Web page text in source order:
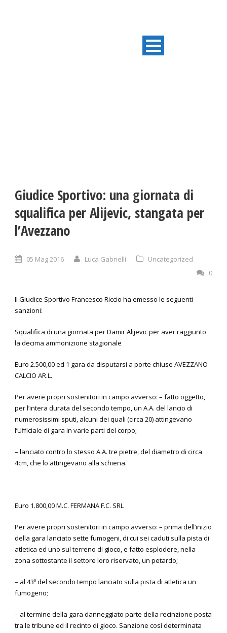
Giudice Sportivo: una giornata di
squalifica per Alijevic, stangata per
l’Avezzano
05 Mag 2016 Luca Gabrielli
Uncategorized
0
Il Giudice Sportivo Francesco Riccio ha emesso le seguenti
sanzioni:
Squalifica di una giornata per Damir Alijevic per aver raggiunto
la decima ammonizione stagionale
Euro 2.500,00 ed 1 gara da disputarsi a porte chiuse AVEZZANO
CALCIO AR.L.
Per avere propri sostenitori in campo avverso: – fatto oggetto,
per l’intera durata del secondo tempo, un A.A. del lancio di
numerosissimi sputi, alcuni dei quali (circa 20) attingevano
l’Ufficiale di gara in varie parti del corpo;
– lanciato contro lo stesso A.A. tre pietre, del diametro di circa
4cm, che lo attingevano alla schiena.
Euro 1.800,00 M.C. FERMANA F.C. SRL
Per avere propri sostenitori in campo avverso: – prima dell’inizio
della gara lanciato sette fumogeni, di cui sei caduti sulla pista di
atletica ed uno sul terreno di gioco, e fatto esplodere, nella
zona sottostante il settore loro riservato, un petardo;
– al 43º del secondo tempo lanciato sulla pista di atletica un
fumogeno;
– al termine della gara danneggiato parte della recinzione posta
tra le tribune ed il recinto di gioco. Sanzione così determinata